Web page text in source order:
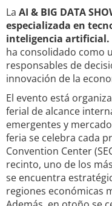
La AI & BIG DATA
especializada en
inteligencia artificial.
ha consolidado como
responsables de
innovación de la
El evento está
ferial de alcance
emergentes y
feria se celebra cada
Convention Center
recinto, uno de los
se encuentra
regiones económicas